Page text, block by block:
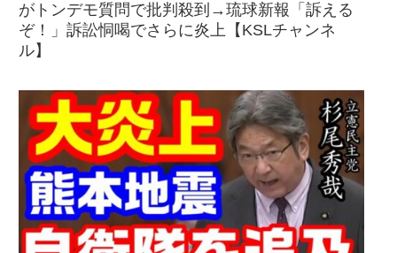
がトンデモ質問で批判殺到→琉球新報「訴える
ぞ！」訴訟恫喝でさらに炎上【KSLチャンネ
ル】